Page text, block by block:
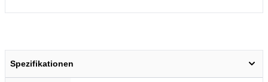
Spezifikationen